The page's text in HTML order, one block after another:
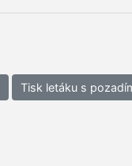
Tisk letáku s